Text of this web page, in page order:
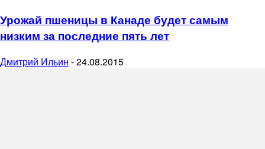
Урожай пшеницы в Канаде будет самым
низким за последние пять лет
Дмитрий Ильин -24.08.2015